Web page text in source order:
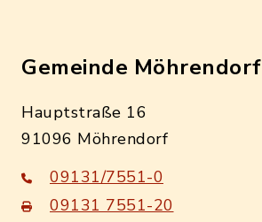
Gemeinde Möhrendorf
Hauptstraße 16
91096 Möhrendorf
09131/7551-0
09131 7551-20